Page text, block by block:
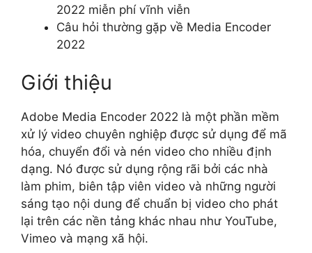
2022 miễn phí vĩnh viễn
Câu hỏi thường gặp về Media Encoder
2022
Giới thiệu
Adobe Media Encoder 2022 là một phần mềm
xử lý video chuyên nghiệp được sử dụng để mã
hóa, chuyển đổi và nén video cho nhiều định
dạng. Nó được sử dụng rộng rãi bởi các nhà
làm phim, biên tập viên video và những người
sáng tạo nội dung để chuẩn bị video cho phát
lại trên các nền tảng khác nhau như YouTube,
Vimeo và mạng xã hội.